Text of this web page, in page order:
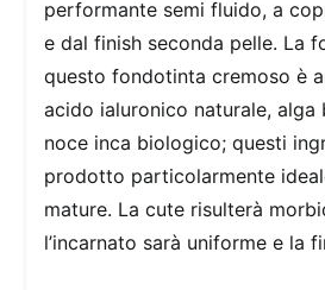
performante semi fluido, a
e dal finish seconda pelle. La
questo fondotinta cremoso è
acido ialuronico naturale, alga
noce inca biologico; questi
prodotto particolarmente
mature. La cute risulterà
l’incarnato sarà uniforme e la